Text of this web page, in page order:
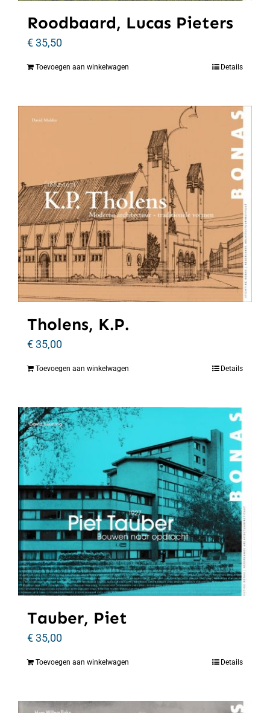
Roodbaard, Lucas Pieters
€35,50
Toevoegen aan winkelwagen Details
Tholens, K.P.
€35,00
Toevoegen aan winkelwagen Details
Tauber, Piet
€35,00
Toevoegen aan winkelwagen Details